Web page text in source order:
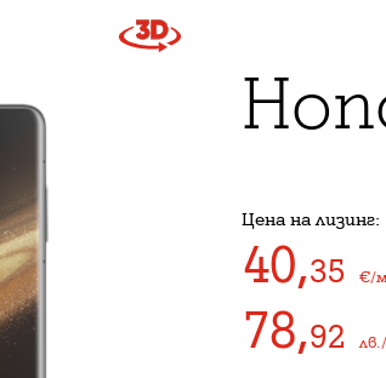
Цена на лизинг:
40,35 €/
78,92